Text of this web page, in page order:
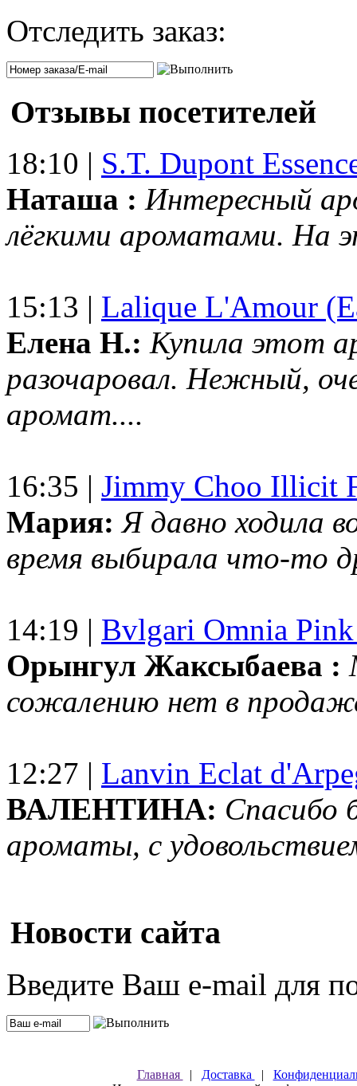
Отследить заказ:
Отзывы посетителей
18:10 | S.T. Dupont
Наташа : Интересный
лёгкими ароматами. На
15:13 | Lalique L'Amour
Елена Н.: Купила этот
разочаровал. Нежный,
аромат....
16:35 | Jimmy Choo Illicit
Мария: Я давно ходила
время выбирала что-то
14:19 | Bvlgari Omnia
Орынгул Жаксыбаева :
сожалению нет в
12:27 | Lanvin Eclat
ВАЛЕНТИНА: Спасибо
ароматы, с
Новости сайта
Введите Ваш e-mail для
Главная | Доставка |